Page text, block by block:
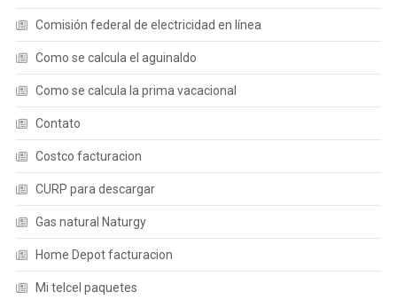
Comisión federal de electricidad en línea
Como se calcula el aguinaldo
Como se calcula la prima vacacional
Contato
Costco facturacion
CURP para descargar
Gas natural Naturgy
Home Depot facturacion
Mi telcel paquetes